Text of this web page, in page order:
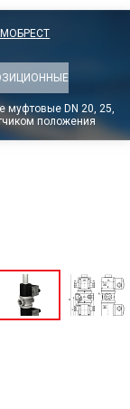
муфтовые DN 20, 25,
положения